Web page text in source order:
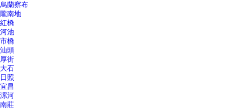
烏蘭察布
隴南地
紅橋
河池
市橋
汕頭
厚街
大石
日照
宜昌
漯河
南莊